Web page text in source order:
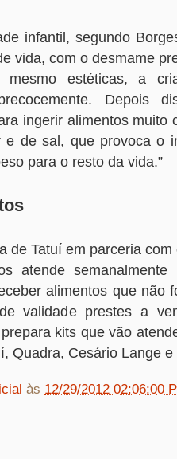
infantil, segundo
vida, com o desmame
mesmo estéticas, a
Depois
ingerir alimentos muito
e de sal, que provoca o
para o resto da vida.”
de Tatuí em parceria
atende
alimentos que não
validade prestes a
kits que vão
Quadra, Cesário Lange
às 12/29/2012 02:06:00